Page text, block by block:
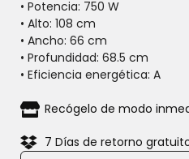
• Potencia: 750 W
• Alto: 108 cm
• Ancho: 66 cm
• Profundidad: 68.5 cm
• Eficiencia energética: A
Recógelo de modo
7 Días de retorno